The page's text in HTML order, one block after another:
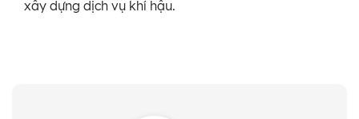
xây dựng dịch vụ khí hậu.